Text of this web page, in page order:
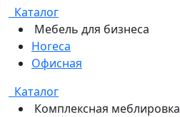
Каталог
Мебель для бизнеса
Horeca
Офисная
Каталог
Комплексная меблировка